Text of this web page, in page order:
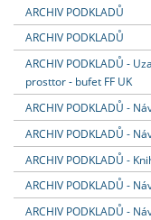
ARCHIV PODKLADŮ
ARCHIV PODKLADŮ
ARCHIV PODKLADŮ -
prosttor - bufet FF UK
ARCHIV PODKLADŮ -
ARCHIV PODKLADŮ -
ARCHIV PODKLADŮ -
ARCHIV PODKLADŮ -
ARCHIV PODKLADŮ -